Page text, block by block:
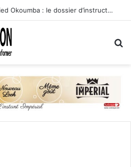
(Tribune libre) Suppression des avancements automatiques : l’assassinat programmé des carrières des agents publics